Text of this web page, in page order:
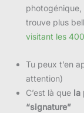
photogénique,
trouve plus
visitant les
Tu peux t’en
attention)
C’est là que la
“signature”